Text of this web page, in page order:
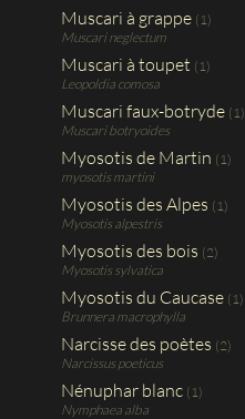
Muscari à grappe (1)
Muscari neglectum
Muscari à toupet (1)
Leopoldia comosa
Muscari faux-botryde (1)
Muscari botryoides
Myosotis de Martin (1)
myosotis martini
Myosotis des Alpes (1)
Myosotis alpestris
Myosotis des bois (2)
Myosotis sylvatica
Myosotis du Caucase (1)
Brunnera macrophylla
Narcisse des poètes (2)
Narcissus poeticus
Nénuphar blanc (1)
Nymphaea alba